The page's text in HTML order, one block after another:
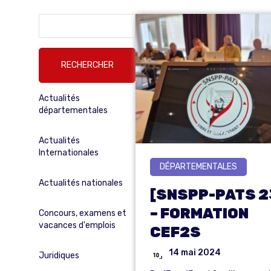
Actualités
départementales
Actualités
Internationales
Actualités nationales
Concours, examens et
vacances d'emplois
Juridiques
DÉPARTEMENTALES
[SNSPP-PATS
– FORMATION
CEF2S
14 mai 2024